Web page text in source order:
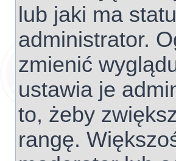
lub jaki ma
administrator.
zmienić
ustawia je
to, żeby
rangę.